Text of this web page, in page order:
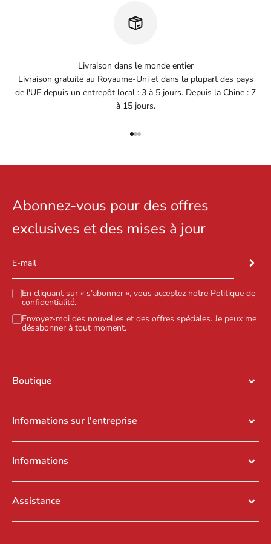
Livraison dans le monde entier
Livraison gratuite au Royaume-Uni et dans la plupart des pays
de l'UE depuis un entrepôt local : 3 à 5 jours. Depuis la Chine : 7
à 15 jours.
Aller à l'élément 1
Aller à l'élément 2
Aller à l'élément 3
Abonnez-vous pour des offres
exclusives et des mises à jour
E-mail
En cliquant sur « s’abonner », vous acceptez notre Politique de
confidentialité.
Envoyez-moi des nouvelles et des offres spéciales. Je peux me
désabonner à tout moment.
Boutique
Informations sur l'entreprise
Informations
Assistance